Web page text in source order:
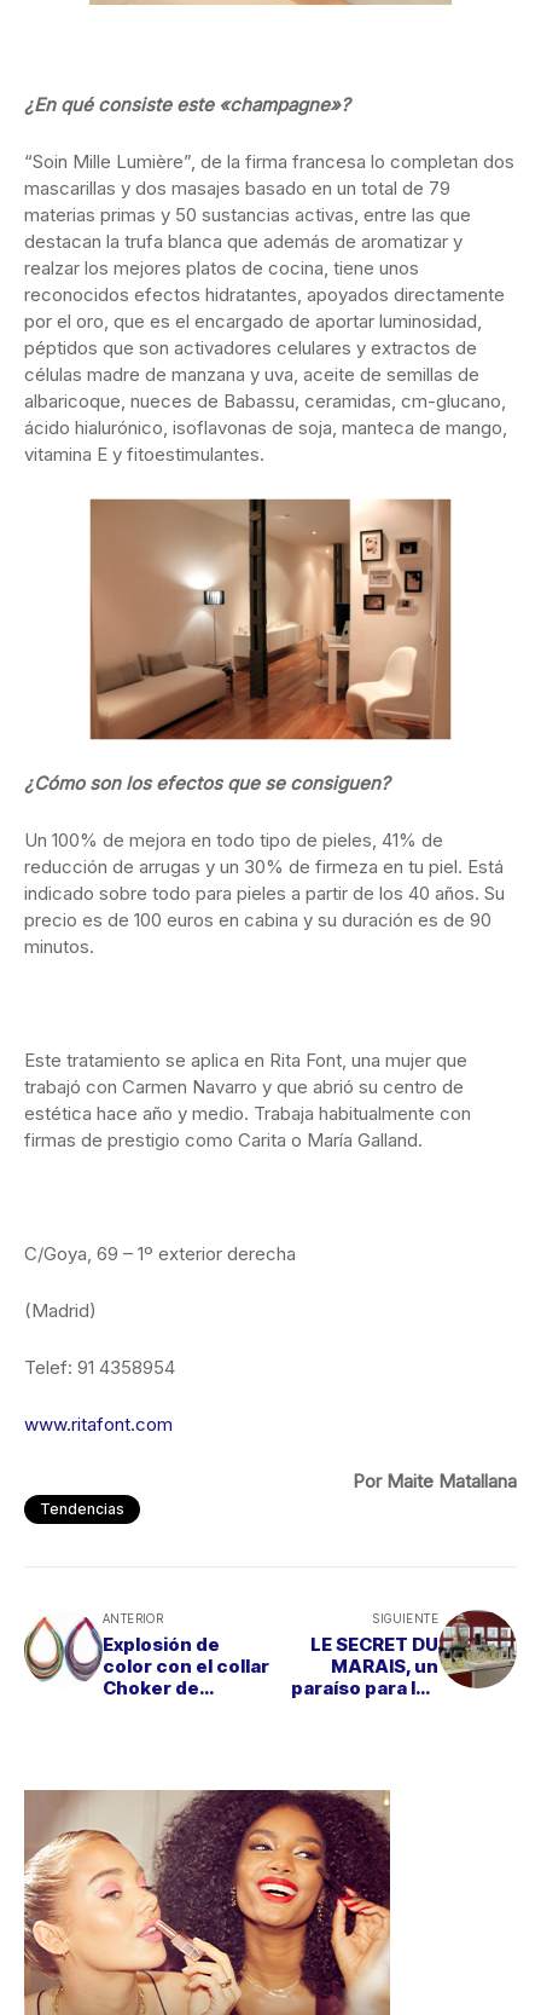
¿En qué consiste este «champagne»?
“Soin Mille Lumière”, de la firma francesa lo completan dos
mascarillas y dos masajes basado en un total de 79
materias primas y 50 sustancias activas, entre las que
destacan la trufa blanca que además de aromatizar y
realzar los mejores platos de cocina, tiene unos
reconocidos efectos hidratantes, apoyados directamente
por el oro, que es el encargado de aportar luminosidad,
péptidos que son activadores celulares y extractos de
células madre de manzana y uva, aceite de semillas de
albaricoque, nueces de Babassu, ceramidas, cm-glucano,
ácido hialurónico, isoflavonas de soja, manteca de mango,
vitamina E y fitoestimulantes.
¿Cómo son los efectos que se consiguen?
Un 100% de mejora en todo tipo de pieles, 41% de
reducción de arrugas y un 30% de firmeza en tu piel. Está
indicado sobre todo para pieles a partir de los 40 años. Su
precio es de 100 euros en cabina y su duración es de 90
minutos.
Este tratamiento se aplica en Rita Font, una mujer que
trabajó con Carmen Navarro y que abrió su centro de
estética hace año y medio. Trabaja habitualmente con
firmas de prestigio como Carita o María Galland.
C/Goya, 69 – 1º exterior derecha
(Madrid)
Telef: 91 4358954
www.ritafont.com
Por Maite Matallana
Tendencias
ANTERIOR
Explosión de
color con el collar
Choker de
SIGUIENTE
LE SECRET DU
MARAIS, un
paraíso para los